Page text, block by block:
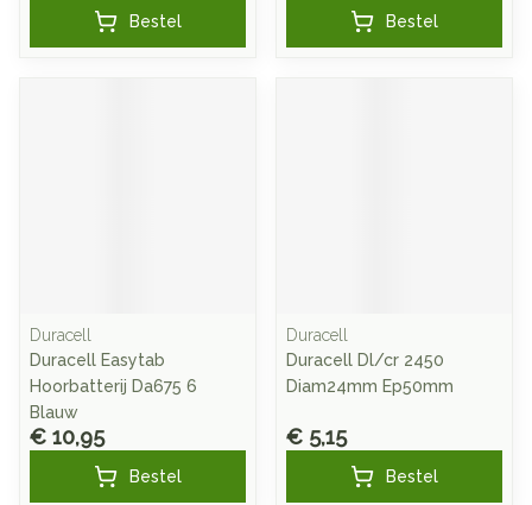
Bestel Bestel
Duracell
Duracell Easytab
Hoorbatterij Da675 6
Blauw
€ 10,95
Bestel
Duracell
Duracell Dl/cr 2450
Diam24mm Ep50mm
€ 5,15
Bestel